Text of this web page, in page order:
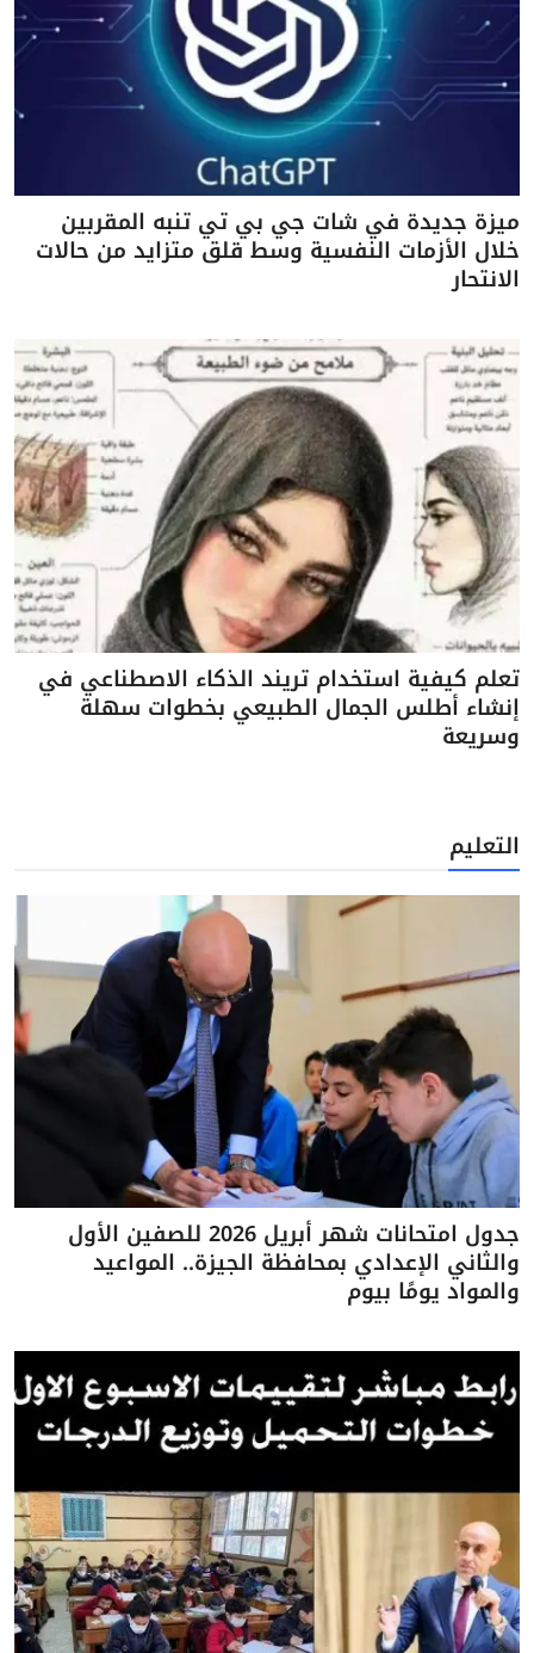
ميزة جديدة في شات جي بي تي تنبه المقربين
خلال الأزمات النفسية وسط قلق متزايد من حالات
الانتحار
تعلم كيفية استخدام تريند الذكاء الاصطناعي في
إنشاء أطلس الجمال الطبيعي بخطوات سهلة
وسريعة
التعليم
جدول امتحانات شهر أبريل 2026 للصفين الأول
والثاني الإعدادي بمحافظة الجيزة.. المواعيد
والمواد يومًا بيوم